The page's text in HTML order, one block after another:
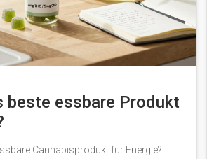
beste essbare Produkt
Cannabisprodukt für Energie?